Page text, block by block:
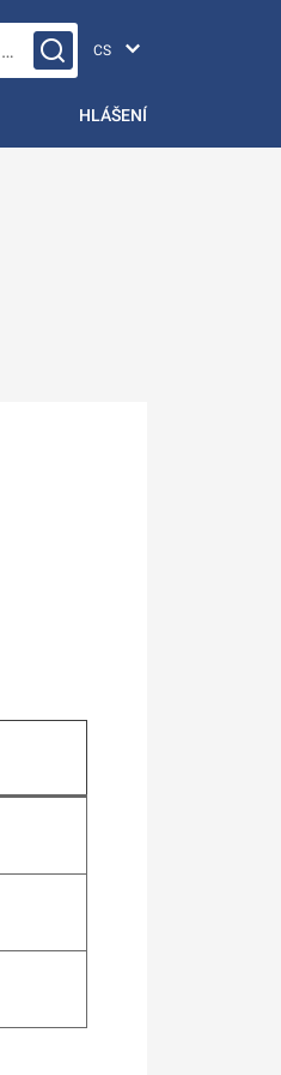
Vyhledávání na webu…
HLÁŠENÍ